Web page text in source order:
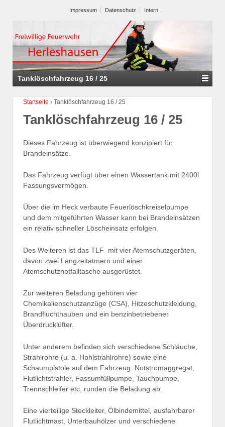
Impressum Datenschutz Intern
Tanklöschfahrzeug 16 / 25
Startseite › Tanklöschfahrzeug 16 / 25
Tanklöschfahrzeug 16 / 25
Dieses Fahrzeug ist überwiegend konzipiert für
Brandeinsätze.
Das Fahrzeug verfügt über einen Wassertank mit 2400l
Fassungsvermögen.
Über die im Heck verbaute Feuerlöschkreiselpumpe
und dem mitgeführten Wasser kann bei Brandeinsätzen
ein relativ schneller Löscheinsatz erfolgen.
Des Weiteren ist das TLF mit vier Atemschutzgeräten,
davon zwei Langzeitatmern und einer
Atemschutznotfalltasche ausgerüstet.
Zur weiteren Beladung gehören vier
Chemikalienschutzanzüge (CSA), Hitzeschutzkleidung,
Brandfluchthauben und ein benzinbetriebener
Überdrucklüfter.
Unter anderem befinden sich verschiedene Schläuche,
Strahlrohre (u. a. Hohlstrahlrohre) sowie eine
Schaumpistole auf dem Fahrzeug. Notstromaggregat,
Flutlichtstrahler, Fassumfüllpumpe, Tauchpumpe,
Trennschleifer etc. runden die Beladung ab.
Eine vierteilige Steckleiter, Ölbindemittel, ausfahrbarer
Flutlichtmast, Unterbauhölzer und verschiedene